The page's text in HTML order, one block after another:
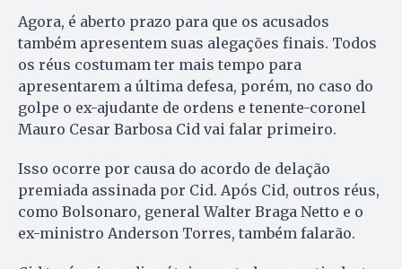
Agora, é aberto prazo para que os acusados
também apresentem suas alegações finais. Todos
os réus costumam ter mais tempo para
apresentarem a última defesa, porém, no caso do
golpe o ex-ajudante de ordens e tenente-coronel
Mauro Cesar Barbosa Cid vai falar primeiro.
Isso ocorre por causa do acordo de delação
premiada assinada por Cid. Após Cid, outros réus,
como Bolsonaro, general Walter Braga Netto e o
ex-ministro Anderson Torres, também falarão.